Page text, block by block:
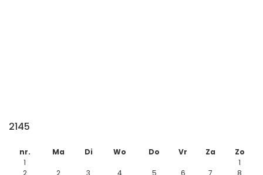
2145
nr. Ma Di Wo Do Vr Za
Zo
1
1